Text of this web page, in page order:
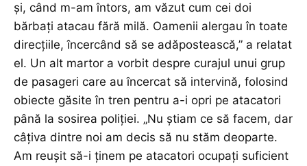
și, când m-am întors, am văzut cum cei doi
bărbați atacau fără milă. Oamenii alergau în toate
direcțiile, încercând să se adăpostească,” a relatat
el. Un alt martor a vorbit despre curajul unui grup
de pasageri care au încercat să intervină, folosind
obiecte găsite în tren pentru a-i opri pe atacatori
până la sosirea poliției. „Nu știam ce să facem, dar
câțiva dintre noi am decis să nu stăm deoparte.
Am reușit să-i ținem pe atacatori ocupați suficient